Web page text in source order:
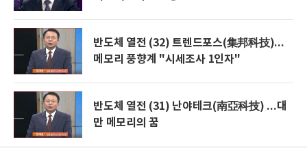
반도체 열전 (32) 트렌드포스(集邦科技)...
메모리 풍향계 "시세조사 1인자"
반도체 열전 (31) 난야테크(南亞科技) ...대
만 메모리의 꿈